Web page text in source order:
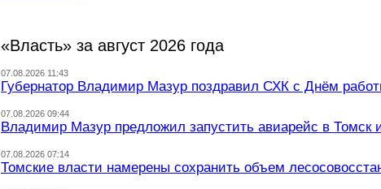
«Власть» за август 2026 года
07.08.2026 11:43
Губернатор Владимир Мазур поздравил СХК с Днём
07.08.2026 09:44
Владимир Мазур предложил запустить авиарейс в Томск
07.08.2026 07:14
Томские власти намерены сохранить объем